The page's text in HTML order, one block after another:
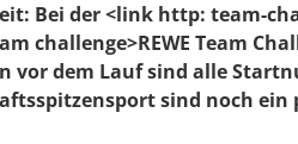
Bei der <link http: team-
challenge>REWE Team
vor dem Lauf sind alle
sind noch